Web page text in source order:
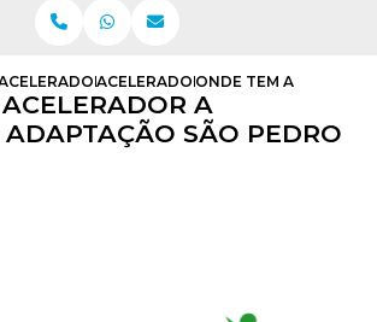
A ESQUERDA
ACELERADOR NA ESQUERDA
ONDE TEM
A
ADAPTAÇÃO SÃO PEDRO